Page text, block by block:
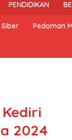
PENDIDIKAN
Pedoman
2024